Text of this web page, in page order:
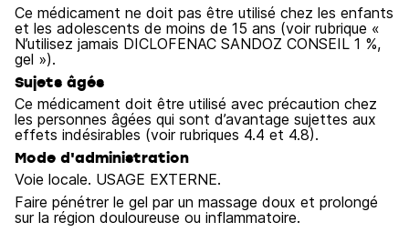
Ce médicament ne doit pas être utilisé chez les enfants
et les adolescents de moins de 15 ans (voir rubrique «
N’utilisez jamais DICLOFENAC SANDOZ CONSEIL 1 %,
gel »).
Sujets âgés
Ce médicament doit être utilisé avec précaution chez
les personnes âgées qui sont d’avantage sujettes aux
effets indésirables (voir rubriques 4.4 et 4.8).
Mode d'administration
Voie locale. USAGE EXTERNE.
Faire pénétrer le gel par un massage doux et prolongé
sur la région douloureuse ou inflammatoire.